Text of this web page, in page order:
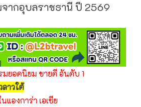
จากอุบลราชธานี ปี 2569
มยอดนิยม ขายดี อันดับ 1
ลาวใต้
แองการ่า เอเซีย